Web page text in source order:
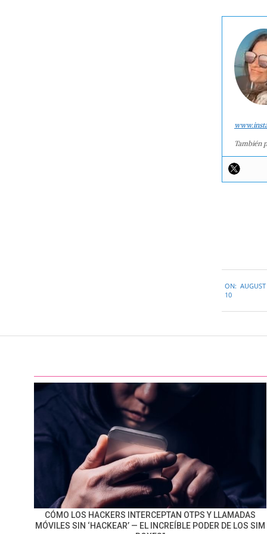
También
08-
ON:
10
CÓMO LOS HACKERS INTERCEPTAN OTPS Y LLAMADAS
MÓVILES SIN ‘HACKEAR’ — EL INCREÍBLE PODER DE LOS SIM